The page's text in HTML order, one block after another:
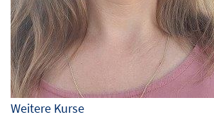
Weitere Kurse